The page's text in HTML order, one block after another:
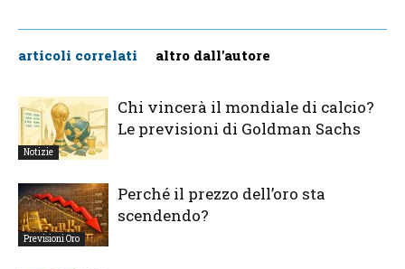
articoli correlati altro dall'autore
Notizie
Chi vincerà il mondiale di calcio?
Le previsioni di Goldman Sachs
Previsioni Oro
Perché il prezzo dell’oro sta
scendendo?